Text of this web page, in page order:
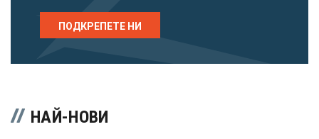
ПОДКРЕПЕТЕ НИ
НАЙ-НОВИ